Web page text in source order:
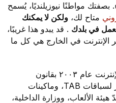
مواطنًا نيوزيلنديًا، يُسمح
متاح لك،ولكن لا يمكنك
في بلدك. قد يبدو هذا غريبًا،
الإنترنت في الخارج هي كل ما
شرّعت نيوزيلندا المقامرة عبر الإنترنت عام ٢٠٠٣ بقانون
المقامرة، وأعطت الضوء الأخضر لسباقات TAB، وماكينات
الألعاب، ووزارة الداخلية،